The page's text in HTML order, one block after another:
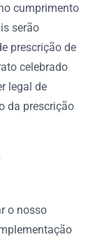
cumprimento
serão
prescrição de
celebrado
legal de
da prescrição
o nosso